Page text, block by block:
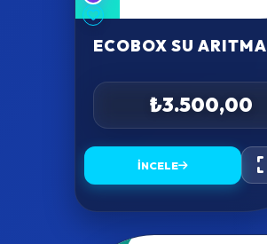
ECOBOX SU ARITMA
₺3.500,00
İNCELE